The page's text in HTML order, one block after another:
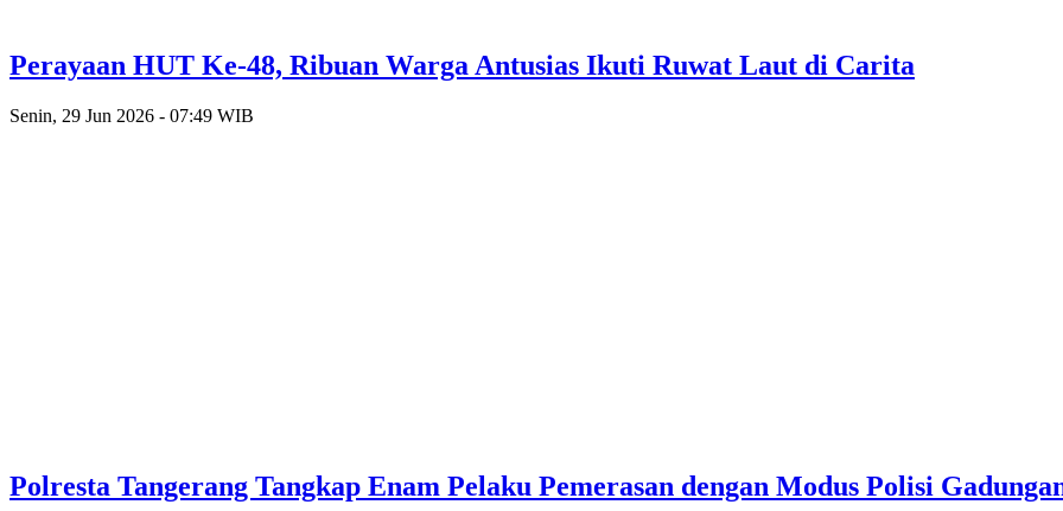
Perayaan HUT Ke-48, Ribuan Warga Antusias Ikuti Ruwat Laut di Carita
Senin, 29 Jun 2026 - 07:49 WIB
Polresta Tangerang Tangkap Enam Pelaku Pemerasan dengan Modus Polisi